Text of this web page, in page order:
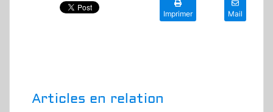
Imprimer Mail
Articles en relation